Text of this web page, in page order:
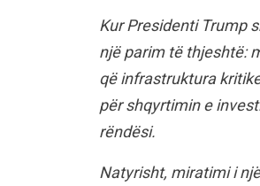
Kur Presidenti Trump
një parim të thjeshtë:
që infrastruktura
për shqyrtimin e
rëndësi.
Natyrisht, miratimi i